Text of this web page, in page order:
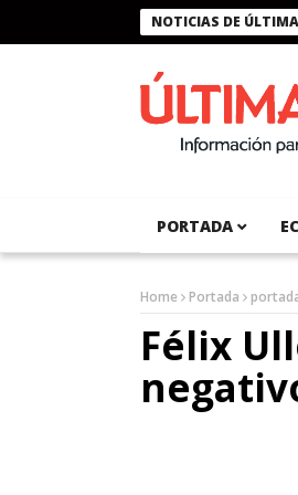
NOTICIAS DE
Presidente Bukele condecora
PORTADA
Home Portada
Félix